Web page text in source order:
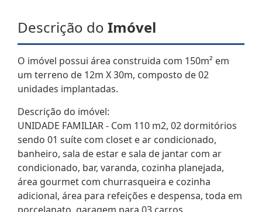
Descrição do Imóvel
O imóvel possui área construida com 150m² em
um terreno de 12m X 30m, composto de 02
unidades implantadas.
Descrição do imóvel:
UNIDADE FAMILIAR - Com 110 m2, 02 dormitórios
sendo 01 suíte com closet e ar condicionado,
banheiro, sala de estar e sala de jantar com ar
condicionado, bar, varanda, cozinha planejada,
área gourmet com churrasqueira e cozinha
adicional, área para refeições e despensa, toda em